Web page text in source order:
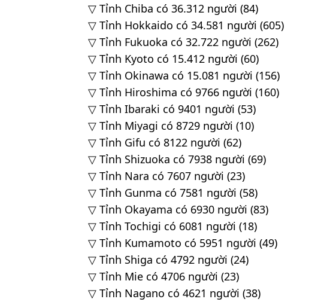
▽ Tỉnh Chiba có 36.312 người (84)
▽ Tỉnh Hokkaido có 34.581 người (605)
▽ Tỉnh Fukuoka có 32.722 người (262)
▽ Tỉnh Kyoto có 15.412 người (60)
▽ Tỉnh Okinawa có 15.081 người (156)
▽ Tỉnh Hiroshima có 9766 người (160)
▽ Tỉnh Ibaraki có 9401 người (53)
▽ Tỉnh Miyagi có 8729 người (10)
▽ Tỉnh Gifu có 8122 người (62)
▽ Tỉnh Shizuoka có 7938 người (69)
▽ Tỉnh Nara có 7607 người (23)
▽ Tỉnh Gunma có 7581 người (58)
▽ Tỉnh Okayama có 6930 người (83)
▽ Tỉnh Tochigi có 6081 người (18)
▽ Tỉnh Kumamoto có 5951 người (49)
▽ Tỉnh Shiga có 4792 người (24)
▽ Tỉnh Mie có 4706 người (23)
▽ Tỉnh Nagano có 4621 người (38)